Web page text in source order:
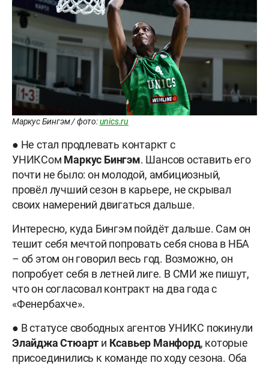
Маркус Бингэм / фото:unics.ru
● Не стал продлевать контаркт с
УНИКСом Маркус Бингэм. Шансов оставить его
почти не было: он молодой, амбициозный,
провёл лучший сезон в карьере, не скрывал
своих намерений двигаться дальше.
Интересно, куда Бингэм пойдёт дальше. Сам он
тешит себя мечтой попровать себя снова в НБА
– об этом он говорил весь год. Возможно, он
попробует себя в летней лиге. В СМИ же пишут,
что он согласовал контракт на два года с
«Фенербахче».
● В статусе свободных агентов УНИКС покинули
Элайджа Стюарт и Ксавьер Манфорд, которые
присоединились к команде по ходу сезона. Оба